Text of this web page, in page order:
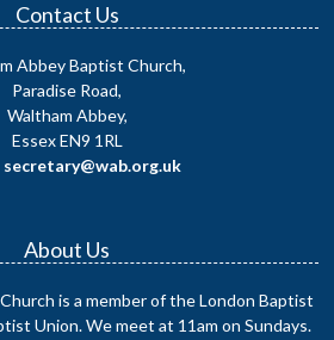
Contact Us
Abbey Baptist Church,
Paradise Road,
Waltham Abbey,
Essex EN9 1RL
secretary@wab.org.uk
About Us
is a member of the London Baptist
Union. We meet at 11am on Sundays.